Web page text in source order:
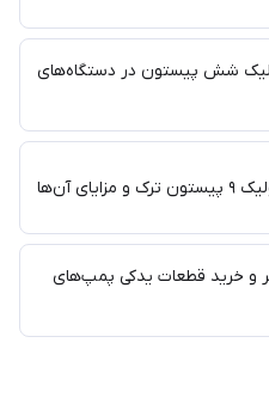
شش پیستون در دستگاه‌های
آن‌ها
و خرید قطعات یدکی پمپ‌های